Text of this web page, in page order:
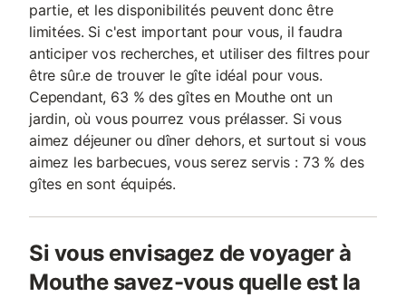
partie, et les disponibilités peuvent donc être
limitées. Si c'est important pour vous, il faudra
anticiper vos recherches, et utiliser des filtres pour
être sûr.e de trouver le gîte idéal pour vous.
Cependant, 63 % des gîtes en Mouthe ont un
jardin, où vous pourrez vous prélasser. Si vous
aimez déjeuner ou dîner dehors, et surtout si vous
aimez les barbecues, vous serez servis : 73 % des
gîtes en sont équipés.
Si vous envisagez de voyager à
Mouthe savez-vous quelle est la